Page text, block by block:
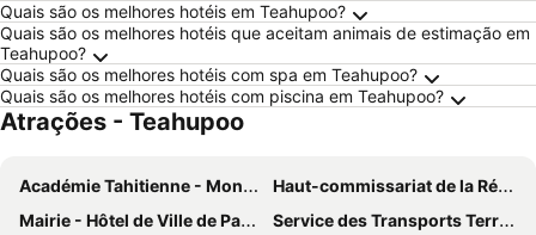
Quais são os melhores hotéis em Teahupoo?
Quais são os melhores hotéis que aceitam animais de estimação em
Teahupoo?
Quais são os melhores hotéis com spa em Teahupoo?
Quais são os melhores hotéis com piscina em Teahupoo?
Atrações - Teahupoo
Académie Tahitienne - Mono Peretitenira'a
Haut-commissariat de la République en Polynésie française
Mairie - Hôtel de Ville de Pape'ete
Service des Transports Terrestres